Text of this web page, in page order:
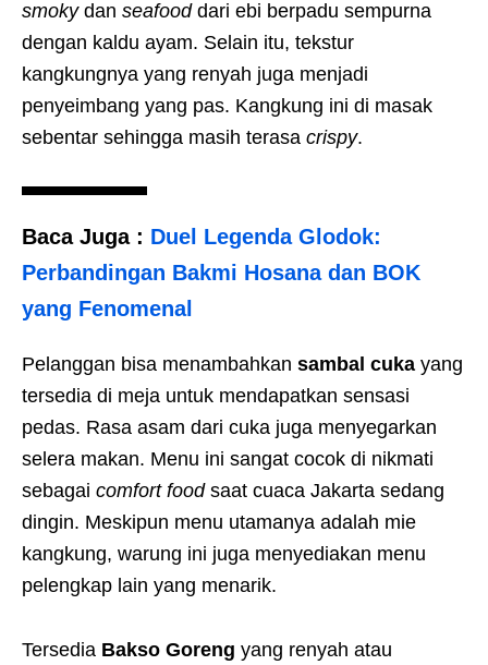
smokydan seafooddari ebi berpadu sempurna
dengan kaldu ayam. Selain itu, tekstur
kangkungnya yang renyah juga menjadi
penyeimbang yang pas. Kangkung ini di masak
sebentar sehingga masih terasa crispy.
Baca Juga : Duel Legenda Glodok:
Perbandingan Bakmi Hosana dan BOK
yang Fenomenal
Pelanggan bisa menambahkan sambal cuka yang
tersedia di meja untuk mendapatkan sensasi
pedas. Rasa asam dari cuka juga menyegarkan
selera makan. Menu ini sangat cocok di nikmati
sebagai comfort foodsaat cuaca Jakarta sedang
dingin. Meskipun menu utamanya adalah mie
kangkung, warung ini juga menyediakan menu
pelengkap lain yang menarik.
Tersedia Bakso Goreng yang renyah atau